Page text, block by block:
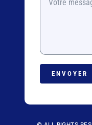
ENVOYER